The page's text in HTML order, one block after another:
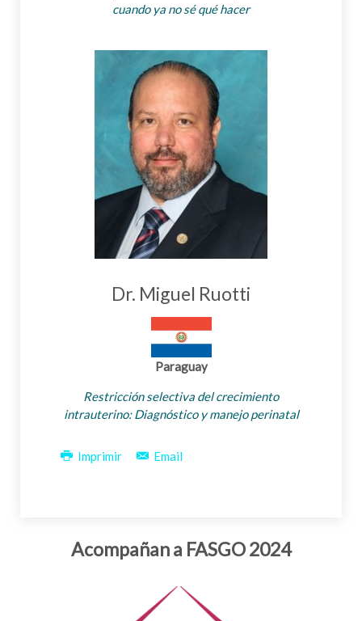
cuando ya no sé qué hacer
Dr. Miguel Ruotti
Paraguay
Restricción selectiva del crecimiento
intrauterino: Diagnóstico y manejo perinatal
Imprimir Email
Acompañan a FASGO 2024